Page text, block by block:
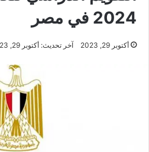
2024 في مصر
أكتوبر 29, 2023 آخر تحديث: أكتوبر 29, 2023